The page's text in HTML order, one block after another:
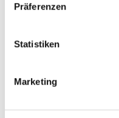
Präferenzen
Statistiken
Marketing
Aber auch in der
versuchen wir zu
weiter. Das